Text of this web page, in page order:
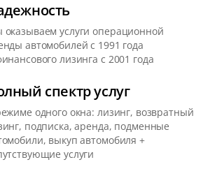
услуги операционной
автомобилей с 1991 года
лизинга с 2001 года
спектр услуг
одного окна: лизинг, возвратный
подписка, аренда, подменные
выкуп автомобиля +
услуги